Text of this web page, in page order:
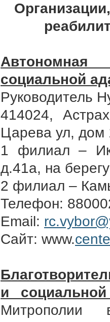
Автономная
социальной
Руководитель
414024,
Царева ул, дом
1 филиал –
д.41а, на
2 филиал –
Телефон:
Email:
Сайт: www.
и
Митрополии